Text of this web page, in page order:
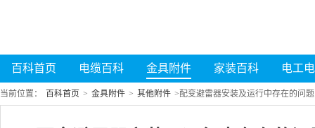
百科首页 电缆百科 金具附件 家装百科 电工
当前位置： 百科首页 > 金具附件 > 其他附件 >配变避雷器安装及运行中存在的问题